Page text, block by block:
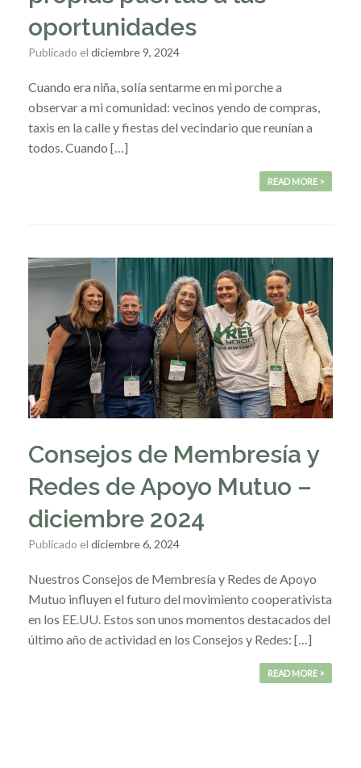
oportunidades
Publicado el diciembre 9, 2024
Cuando era niña, solía sentarme en mi porche a
observar a mi comunidad: vecinos yendo de compras,
taxis en la calle y fiestas del vecindario que reunían a
todos. Cuando […]
READ MORE >
Consejos de Membresía y
Redes de Apoyo Mutuo –
diciembre 2024
Publicado el diciembre 6, 2024
Nuestros Consejos de Membresía y Redes de Apoyo
Mutuo influyen el futuro del movimiento cooperativista
en los EE.UU. Estos son unos momentos destacados del
último año de actividad en los Consejos y Redes: […]
READ MORE >